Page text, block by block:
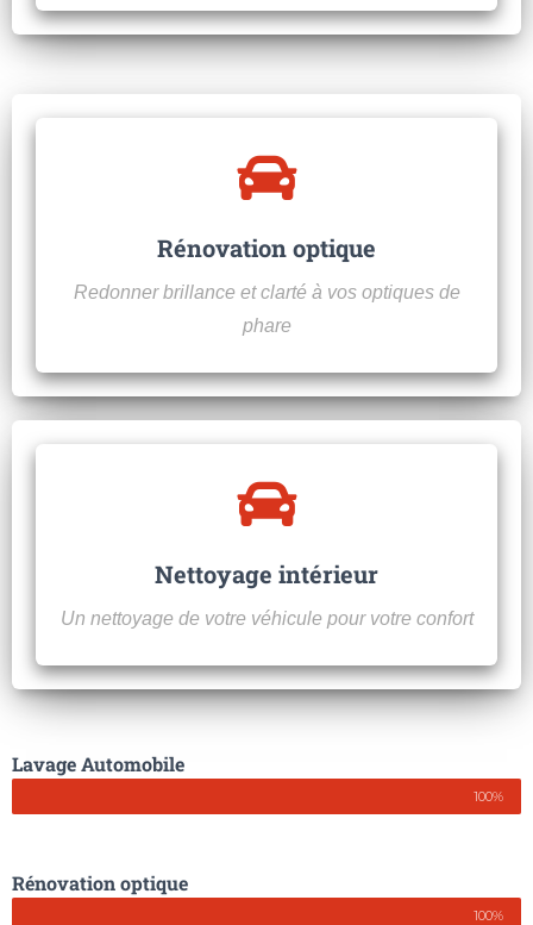
Rénovation optique
Redonner brillance et clarté à vos optiques de
phare
Nettoyage intérieur
Un nettoyage de votre véhicule pour votre confort
Lavage Automobile
100%
Rénovation optique
100%